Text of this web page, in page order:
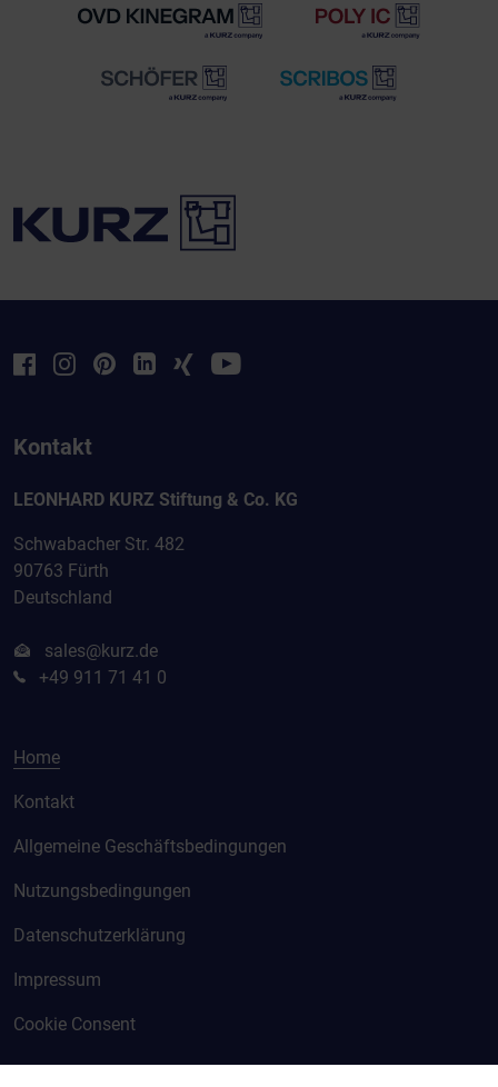
Kontakt
LEONHARD KURZ Stiftung & Co. KG
Schwabacher Str. 482
90763 Fürth
Deutschland
sales@kurz.de
+49 911 71 41 0
Home
Kontakt
Allgemeine Geschäftsbedingungen
Nutzungsbedingungen
Datenschutzerklärung
Impressum
Cookie Consent